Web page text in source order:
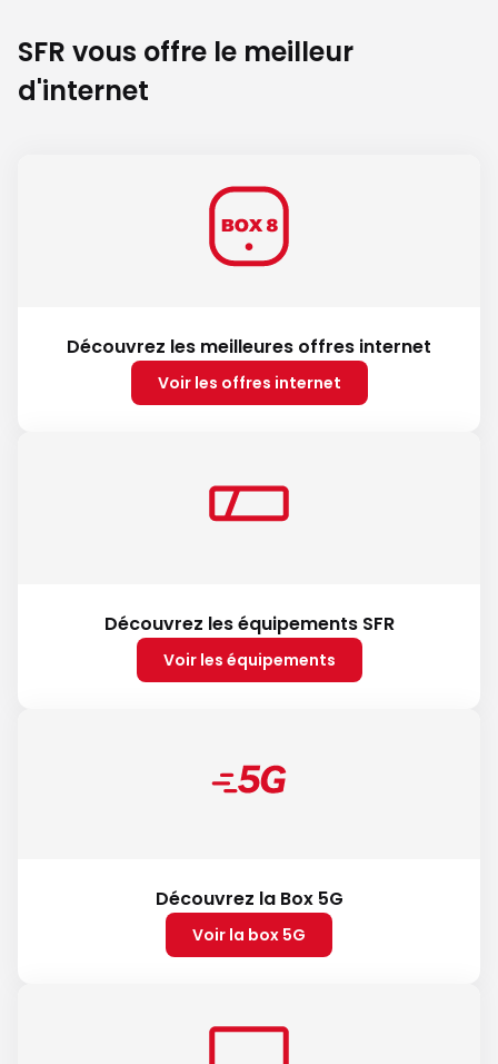
SFR vous offre le meilleur
d'internet
Découvrez les meilleures offres internet
Voir les offres internet
Découvrez les équipements SFR
Voir les équipements
Découvrez la Box 5G
Voir la box 5G